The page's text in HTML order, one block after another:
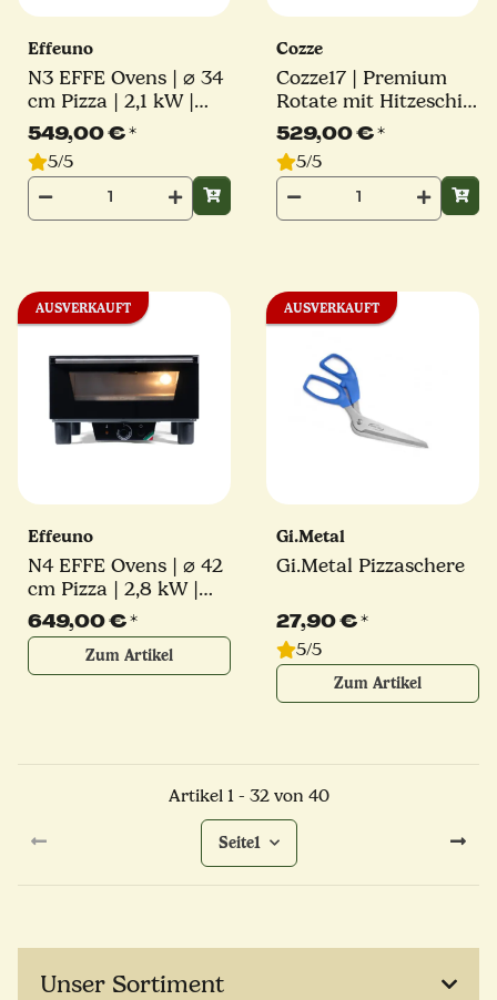
Effeuno
N3 EFFE Ovens | ⌀ 34
cm Pizza | 2,1 kW |
inkl. original Effeuno-
Stein | Elektro
Pizzaofen
549,00 €*
5/5
Cozze
Cozze17 | Premium
Rotate mit Hitzeschild
| Elektro Pizzaofen |
2200W | Millarco
529,00 €*
5/5
AUSVERKAUFT
Effeuno
N4 EFFE Ovens | ⌀ 42
cm Pizza | 2,8 kW |
inkl. original Effeuno-
Stein | Elektro
Pizzaofen
649,00 €*
Zum Artikel
AUSVERKAUFT
Gi.Metal
Gi.Metal Pizzaschere
27,90 €*
5/5
Zum Artikel
Artikel 1 - 32 von 40
Seite1
Unser Sortiment